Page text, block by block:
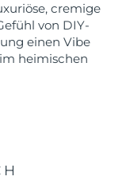
cremige
von DIY-
einen Vibe
heimischen